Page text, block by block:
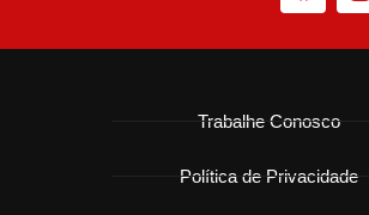
Trabalhe Conosco
Política de Privacidade